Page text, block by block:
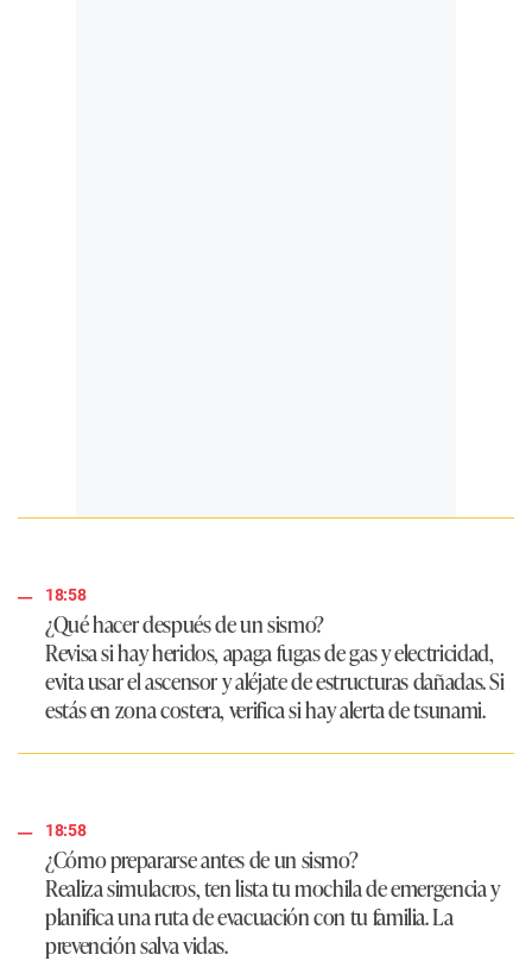
18:58
¿Qué hacer después de un sismo?
Revisa si hay heridos, apaga fugas de gas y electricidad,
evita usar el ascensor y aléjate de estructuras dañadas. Si
estás en zona costera, verifica si hay alerta de tsunami.
18:58
¿Cómo prepararse antes de un sismo?
Realiza simulacros, ten lista tu mochila de emergencia y
planifica una ruta de evacuación con tu familia. La
prevención salva vidas.